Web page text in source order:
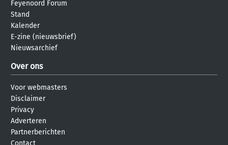
Feyenoord Forum
Stand
Kalender
E-zine (nieuwsbrief)
Nieuwsarchief
Over ons
Voor webmasters
Disclaimer
Privacy
Adverteren
Partnerberichten
Contact